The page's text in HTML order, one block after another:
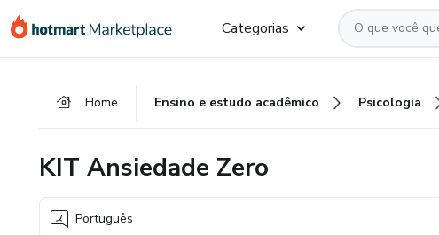
para
para
para
Categorias
Home Ensino e estudo acadêmico Psicologia
KIT Ansiedade Zero
Português